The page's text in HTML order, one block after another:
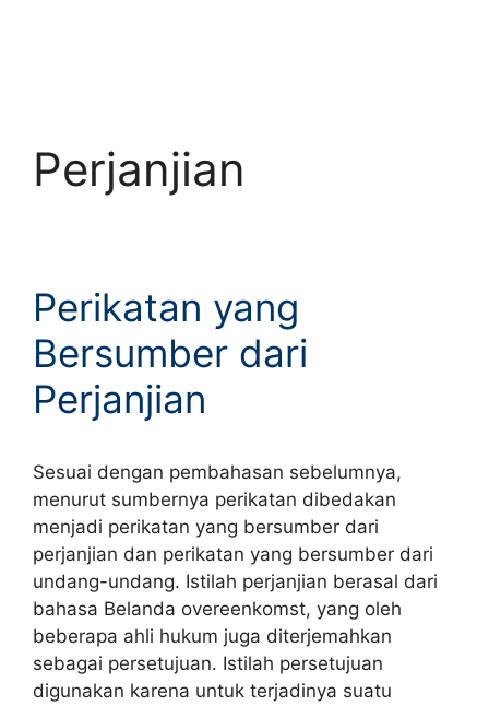
Perjanjian
Perikatan yang
Bersumber dari
Perjanjian
Sesuai dengan pembahasan sebelumnya,
menurut sumbernya perikatan dibedakan
menjadi perikatan yang bersumber dari
perjanjian dan perikatan yang bersumber dari
undang-undang. Istilah perjanjian berasal dari
bahasa Belanda overeenkomst, yang oleh
beberapa ahli hukum juga diterjemahkan
sebagai persetujuan. Istilah persetujuan
digunakan karena untuk terjadinya suatu